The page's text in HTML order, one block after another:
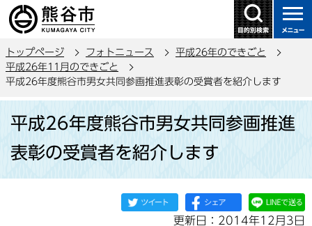
の
ー
ジ
トップページ フォトニュース
平成26年のできごと
平成26年11月のできごと
平成26年度熊谷市男女共同参画推進表彰の受賞者を紹介します
か
平成26年度熊谷市男女共同参画推進
表彰の受賞者を紹介します
更新日：2014年12月3日